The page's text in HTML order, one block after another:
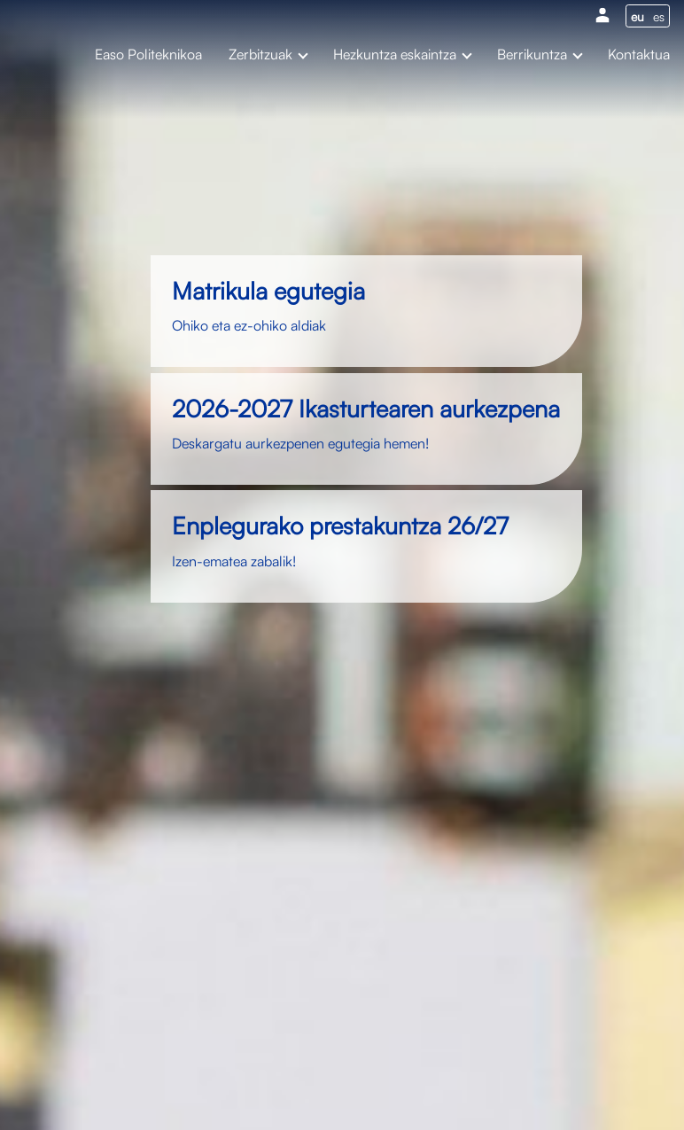
eu es
Easo Politeknikoa Zerbitzuak Hezkuntza eskaintza Berrikuntza Kontaktua
Matrikula egutegia
Ohiko eta ez-ohiko aldiak
2026-2027 Ikasturtearen aurkezpena
Deskargatu aurkezpenen egutegia hemen!
Enplegurako prestakuntza 26/27
Izen-ematea zabalik!